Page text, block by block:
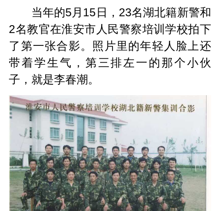
当年的5月15日，23名湖北籍新警和
2名教官在淮安市人民警察培训学校拍下
了第一张合影。照片里的年轻人脸上还
带着学生气，第三排左一的那个小伙
子，就是李春潮。